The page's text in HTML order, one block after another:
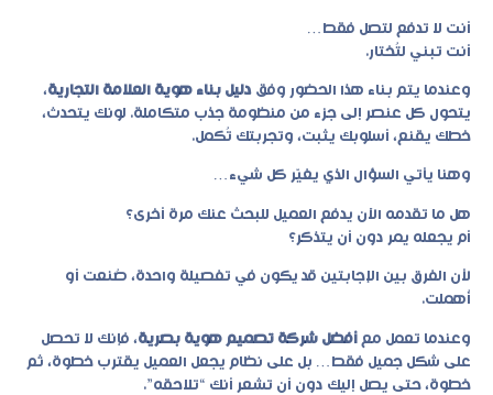
أنت لا تدفع لتصل فقط…
أنت تبني لتُختار.
وعندما يتم بناء هذا الحضور وفق دليل بناء هوية العلامة التجارية،
يتحول كل عنصر إلى جزء من منظومة جذب متكاملة. لونك يتحدث،
خطك يقنع، أسلوبك يثبت، وتجربتك تُكمل.
وهنا يأتي السؤال الذي يغيّر كل شيء…
هل ما تقدمه الآن يدفع العميل للبحث عنك مرة أخرى؟
أم يجعله يمر دون أن يتذكر؟
لأن الفرق بين الإجابتين قد يكون في تفصيلة واحدة، صُنعت أو
أُهملت.
وعندما تعمل مع أفضل شركة تصميم هوية بصرية، فإنك لا تحصل
على شكل جميل فقط… بل على نظام يجعل العميل يقترب خطوة، ثم
خطوة، حتى يصل إليك دون أن تشعر أنك “تلاحقه”.